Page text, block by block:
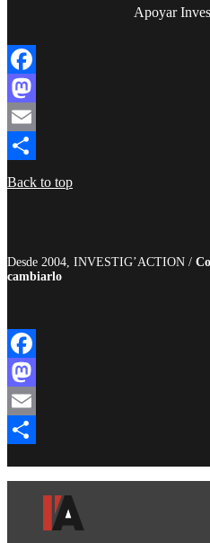
Apoyar
Facebook
Mastodon
Email
Compartir
Back to top
Desde 2004, INVESTIG’ACTION /
cambiarlo
Facebook
Mastodon
Email